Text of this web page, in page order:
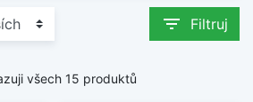
filter_list Filtruj
všech 15 produktů